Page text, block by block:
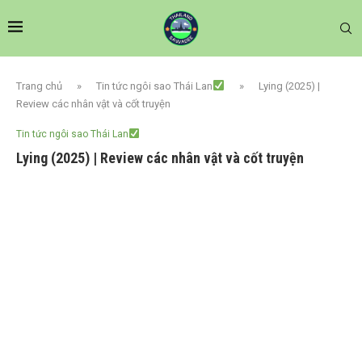
Trang chủ » Tin tức ngôi sao Thái Lan »
Lying (2025) |
Review các nhân vật và cốt truyện
Tin tức ngôi sao Thái Lan
Lying (2025) | Review các nhân vật và cốt truyện